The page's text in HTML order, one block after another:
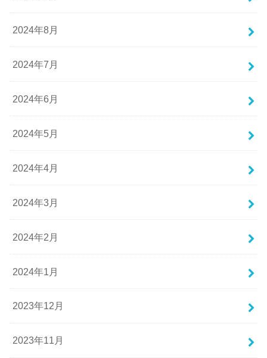
2024年8月
2024年7月
2024年6月
2024年5月
2024年4月
2024年3月
2024年2月
2024年1月
2023年12月
2023年11月